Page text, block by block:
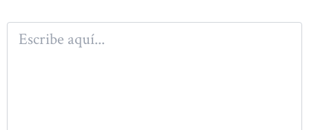
Escribe
aquí...